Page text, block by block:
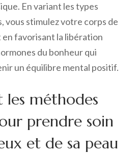
En variant les types
vous stimulez votre corps de
favorisant la libération
du bonheur qui
un équilibre mental positif.
les méthodes
prendre soin
et de sa peau